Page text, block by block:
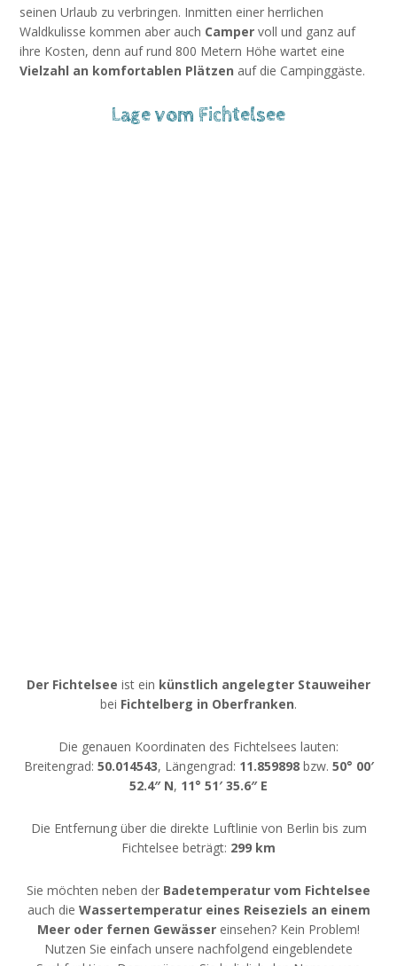
seinen Urlaub zu verbringen. Inmitten einer herrlichen
Waldkulisse kommen aber auch Camper voll und ganz auf
ihre Kosten, denn auf rund 800 Metern Höhe wartet eine
Vielzahl an komfortablen Plätzen auf die Campinggäste.
Lage vom Fichtelsee
Der Fichtelsee ist ein künstlich angelegter Stauweiher
bei Fichtelberg in Oberfranken.
Die genauen Koordinaten des Fichtelsees lauten:
Breitengrad: 50.014543, Längengrad: 11.859898bzw. 50° 00′
52.4″ N, 11° 51′ 35.6″ E
Die Entfernung über die direkte Luftlinie von Berlin bis zum
Fichtelsee beträgt: 299 km
Sie möchten neben der Badetemperatur vom Fichtelsee
auch die Wassertemperatur eines Reiseziels an einem
Meer oder fernen Gewässer einsehen? Kein Problem!
Nutzen Sie einfach unsere nachfolgend eingeblendete